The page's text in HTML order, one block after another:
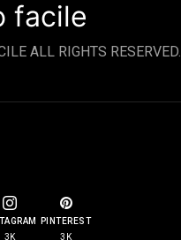
facile
ALL RIGHTS RESERVED.
3K
PINTEREST
3K